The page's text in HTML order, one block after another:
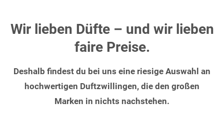
Wir lieben Düfte – und wir lieben
faire Preise.
Deshalb findest du bei uns eine riesige Auswahl an
hochwertigen Duftzwillingen, die den großen
Marken in nichts nachstehen.